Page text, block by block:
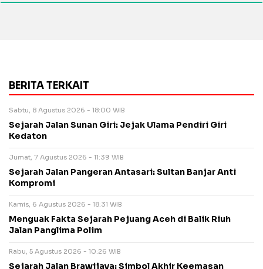
BERITA TERKAIT
Sabtu, 8 Agustus 2026 - 18:00 WIB
Sejarah Jalan Sunan Giri: Jejak Ulama Pendiri Giri
Kedaton
Jumat, 7 Agustus 2026 - 11:39 WIB
Sejarah Jalan Pangeran Antasari: Sultan Banjar Anti
Kompromi
Kamis, 6 Agustus 2026 - 18:31 WIB
Menguak Fakta Sejarah Pejuang Aceh di Balik Riuh
Jalan Panglima Polim
Rabu, 5 Agustus 2026 - 10:26 WIB
Sejarah Jalan Brawijaya: Simbol Akhir Keemasan